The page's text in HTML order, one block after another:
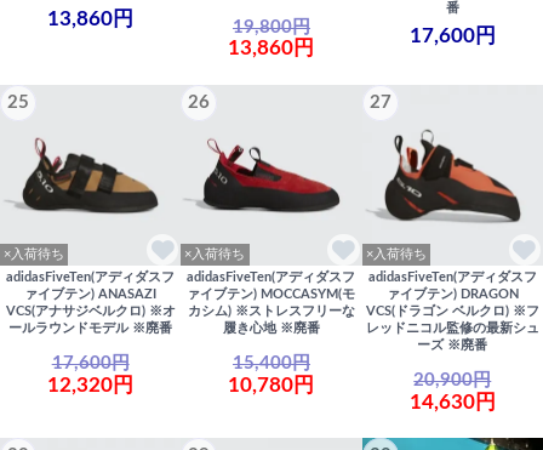
13,860円 19,800円
13,860円
番
17,600円
25
×入荷待ち
adidasFiveTen(アディダスフ
ァイブテン) ANASAZI
VCS(アナサジベルクロ) ※オ
ールラウンドモデル ※廃番
17,600円
12,320円
26
×入荷待ち
adidasFiveTen(アディダスフ
ァイブテン) MOCCASYM(モ
カシム) ※ストレスフリーな
履き心地 ※廃番
15,400円
10,780円
27
×入荷待ち
adidasFiveTen(アディダスフ
ァイブテン) DRAGON
VCS(ドラゴン ベルクロ) ※フ
レッドニコル監修の最新シュ
ーズ ※廃番
20,900円
14,630円